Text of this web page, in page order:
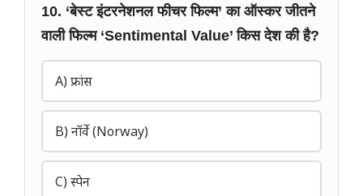
10. ‘बेस्ट इंटरनेशनल फीचर फिल्म’ का ऑस्कर जीतने
वाली फिल्म ‘Sentimental Value’ किस देश की है?
A) फ्रांस
B) नॉर्वे (Norway)
C) स्पेन